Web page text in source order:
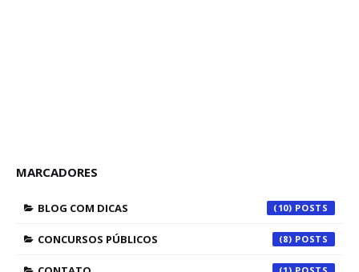
MARCADORES
BLOG COM DICAS (10)
CONCURSOS PÚBLICOS (8)